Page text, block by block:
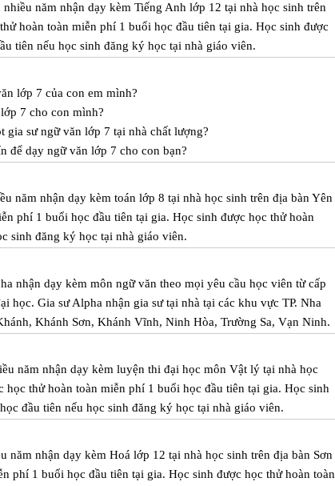
năm nhận dạy kèm Tiếng Anh lớp 12 tại nhà học sinh trên
hoàn toàn miễn phí 1 buổi học đầu tiên tại gia. Học sinh được
tiên nếu học sinh đăng ký học tại nhà giáo viên.
lớp 7 của con em mình?
7 cho con mình?
gia sư ngữ văn lớp 7 tại nhà chất lượng?
để dạy ngữ văn lớp 7 cho con bạn?
năm nhận dạy kèm toán lớp 8 tại nhà học sinh trên địa bàn Yên
phí 1 buổi học đầu tiên tại gia. Học sinh được học thử hoàn
sinh đăng ký học tại nhà giáo viên.
nhận dạy kèm môn ngữ văn theo mọi yêu cầu học viên từ cấp
học. Gia sư Alpha nhận gia sư tại nhà tại các khu vực TP. Nha
Khánh Sơn, Khánh Vĩnh, Ninh Hòa, Trường Sa, Vạn Ninh.
năm nhận dạy kèm luyện thi đại học môn Vật lý tại nhà học
học thử hoàn toàn miễn phí 1 buổi học đầu tiên tại gia. Học sinh
đầu tiên nếu học sinh đăng ký học tại nhà giáo viên.
năm nhận dạy kèm Hoá lớp 12 tại nhà học sinh trên địa bàn Sơn
phí 1 buổi học đầu tiên tại gia. Học sinh được học thử hoàn toàn